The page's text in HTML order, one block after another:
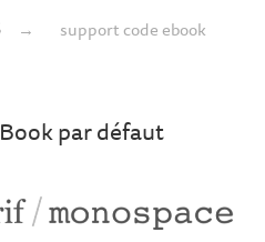
→ support code ebook
par défaut